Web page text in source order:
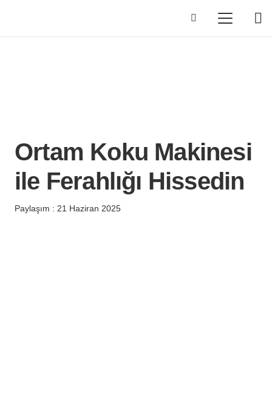
Ortam Koku Makinesi
ile Ferahlığı Hissedin
Paylaşım : 21 Haziran 2025